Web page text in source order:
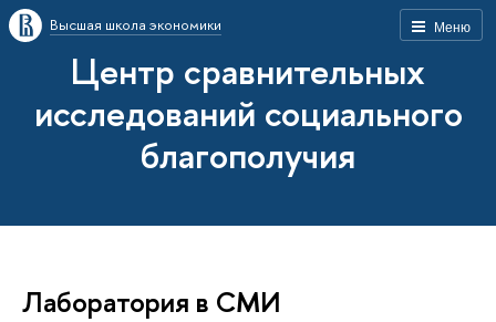
Меню
Высшая школа экономики
Центр сравнительных
исследований социального
благополучия
Лаборатория в СМИ